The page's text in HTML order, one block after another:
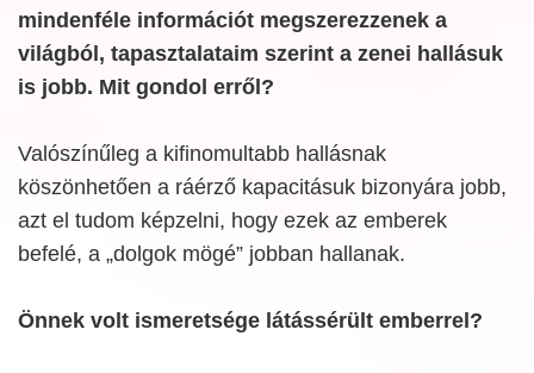
mindenféle információt megszerezzenek a
világból, tapasztalataim szerint a zenei hallásuk
is jobb. Mit gondol erről?
Valószínűleg a kifinomultabb hallásnak
köszönhetően a ráérző kapacitásuk bizonyára jobb,
azt el tudom képzelni, hogy ezek az emberek
befelé, a „dolgok mögé” jobban hallanak.
Önnek volt ismeretsége látássérült emberrel?